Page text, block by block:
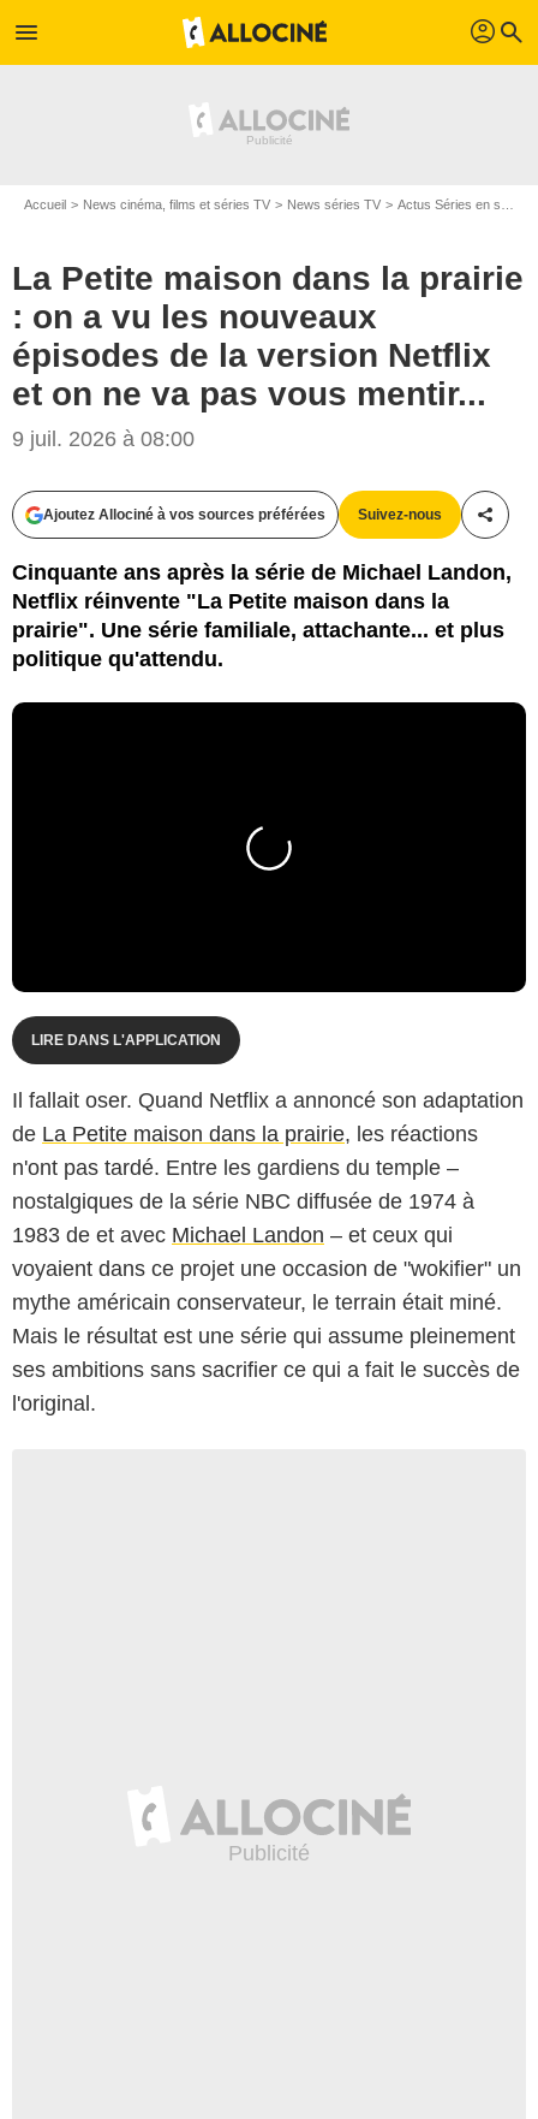
menu profil search
Accueil News cinéma, films et séries TV News séries TV Actus Séries en streaming
La Petite maison dans la prairie
: on a vu les nouveaux
épisodes de la version Netflix
et on ne va pas vous mentir...
9 juil. 2026 à 08:00
Ajoutez Allociné à vos sources préférées Suivez-nous
Cinquante ans après la série de Michael Landon,
Netflix réinvente "La Petite maison dans la
prairie". Une série familiale, attachante... et plus
politique qu'attendu.
LIRE DANS L'APPLICATION
Il fallait oser. Quand Netflix a annoncé son adaptation
de La Petite maison dans la prairie, les réactions
n'ont pas tardé. Entre les gardiens du temple –
nostalgiques de la série NBC diffusée de 1974 à
1983 de et avec Michael Landon – et ceux qui
voyaient dans ce projet une occasion de "wokifier" un
mythe américain conservateur, le terrain était miné.
Mais le résultat est une série qui assume pleinement
ses ambitions sans sacrifier ce qui a fait le succès de
l'original.